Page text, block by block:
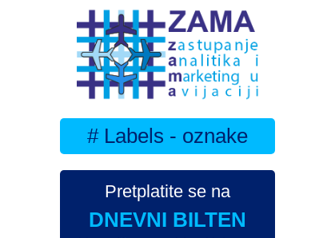
# Labels - oznake
Pretplatite se na
DNEVNI BILTEN